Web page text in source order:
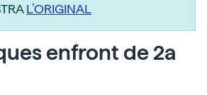
L’ORIGINAL
enfront de 2a